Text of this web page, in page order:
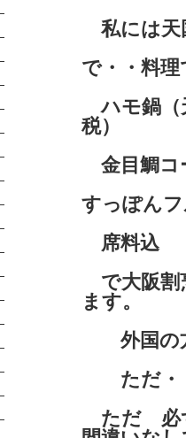
私には
で・・料
ハモ鍋（
税）
金目鯛コ
すっぽん
席料込
で大阪割
ます。
外国の方
ただ・
ただ 必